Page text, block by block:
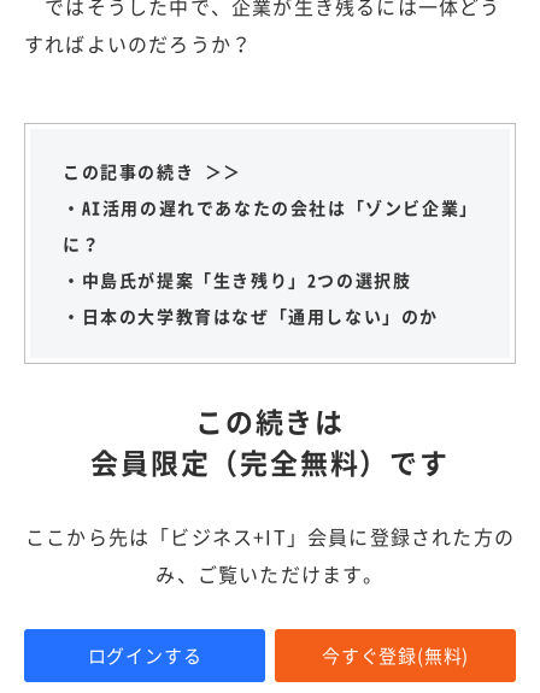
すればよいのだろうか？
この記事の続き ＞＞
・AI活用の遅れであなたの会社は「ゾンビ企業」
に？
・中島氏が提案「生き残り」2つの選択肢
・日本の大学教育はなぜ「通用しない」のか
この続きは
会員限定（完全無料）です
ここから先は「ビジネス+IT」会員に登録された方の
み、ご覧いただけます。
ログインする 今すぐ登録(無料)